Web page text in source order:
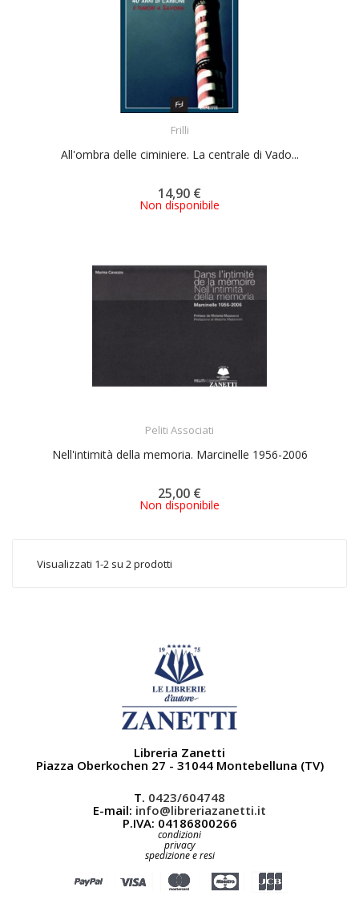
Frilli
All'ombra delle ciminiere. La centrale di Vado...
14,90 €
Non disponibile
Peliti Associati
Nell'intimità della memoria. Marcinelle 1956-2006
25,00 €
Non disponibile
Visualizzati 1-2 su 2 prodotti
Libreria Zanetti
Piazza Oberkochen 27 - 31044 Montebelluna (TV)
T. 0423/604748
E-mail: info@libreriazanetti.it
P.IVA: 04186800266
condizioni
privacy
spedizione e resi